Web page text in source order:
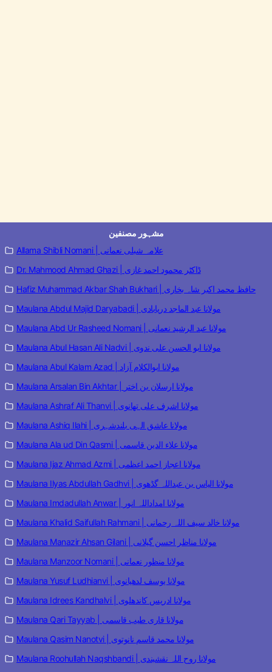
مشہور مصنفین
Allama Shibli Nomani | علامہ شبلی نعمانی
Dr. Mahmood Ahmad Ghazi | ڈاکٹر محمود احمد غازی
Hafiz Muhammad Akbar Shah Bukhari | حافظ محمد اکبر شاہ بخاری
Maulana Abdul Majid Daryabadi | مولانا عبد الماجد دریابادی
Maulana Abd Ur Rasheed Nomani | مولانا عبد الرشید نعمانی
Maulana Abul Hasan Ali Nadvi | مولانا ابو الحسن علی ندوی
Maulana Abul Kalam Azad | مولانا ابوالکلام آزاد
Maulana Arsalan Bin Akhtar | مولانا ارسلان بن اختر
Maulana Ashraf Ali Thanvi | مولانا اشرف علی تھانوی
Maulana Ashiq Ilahi | مولانا عاشق الہی بلندشہری
Maulana Ala ud Din Qasmi | مولانا علاء الدین قاسمی
Maulana Ijaz Ahmad Azmi | مولانا اعجاز احمد اعظمی
Maulana Ilyas Abdullah Gadhvi | مولانا الیاس بن عبداللہ گڈھوی
Maulana Imdadullah Anwar | مولانا امداداللہ انور
Maulana Khalid Saifullah Rahmani | مولانا خالد سیف اللہ رحمانی
Maulana Manazir Ahsan Gilani | مولانا مناظر احسن گیلانی
Maulana Manzoor Nomani | مولانا منظور نعمانی
Maulana Yusuf Ludhianvi | مولانا یوسف لدھیانوی
Maulana Idrees Kandhalvi | مولانا ادریس کاندھلوی
Maulana Qari Tayyab | مولانا قاری طیب قاسمی
Maulana Qasim Nanotvi | مولانا محمد قاسم نانوتوی
Maulana Roohullah Naqshbandi | مولانا روح اللہ نقشبندی